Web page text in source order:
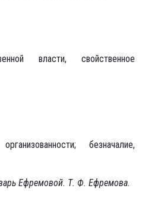
власти, свойственное
безначалие,
Ефремовой. Т. Ф. Ефремова.